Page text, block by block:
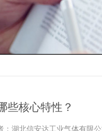
些核心特性？
湖北信安达工业气体有限公